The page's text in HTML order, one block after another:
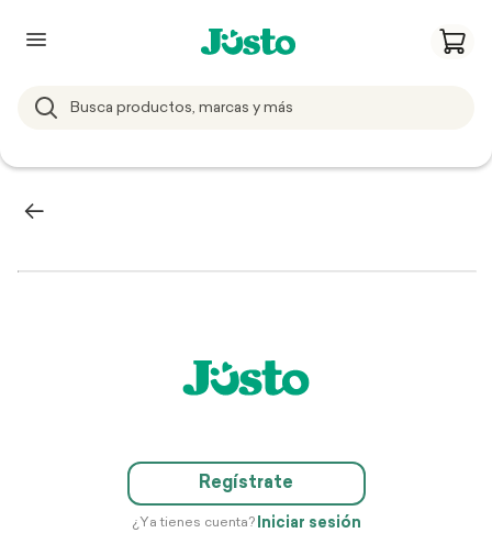
Regístrate
¿Ya tienes cuenta? Iniciar sesión